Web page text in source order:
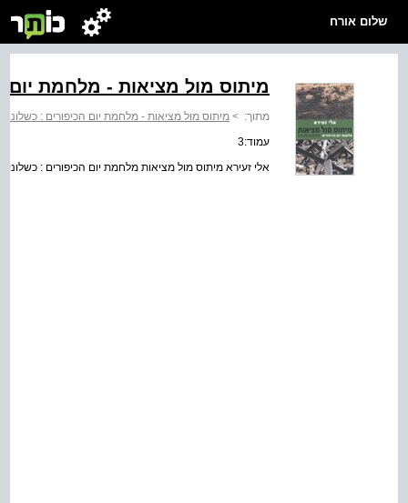
שלום אורח
מיתוס מול מציאות - מלחמת יום
מתוך: > מיתוס מול מציאות - מלחמת יום הכיפורים :
עמוד:3
אלי זעירא מיתוס מול מציאות מלחמת יום הכיפורים :